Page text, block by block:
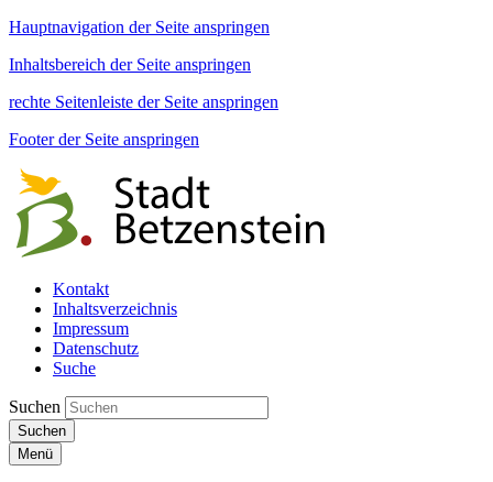
Hauptnavigation der Seite anspringen
Inhaltsbereich der Seite anspringen
rechte Seitenleiste der Seite anspringen
Footer der Seite anspringen
Kontakt
Inhaltsverzeichnis
Impressum
Datenschutz
Suche
Suchen
Suchen
Menü